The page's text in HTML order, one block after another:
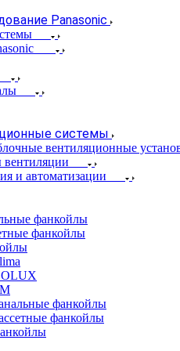
Panasonic
системы
вентиляционные
и автоматизации
фанкойлы
фанкойлы
фанкойлы
фанкойлы